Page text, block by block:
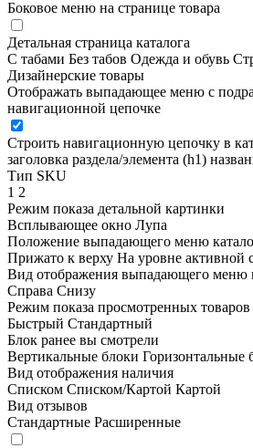
Боковое меню на странице товара
Детальная страница каталога
С табами Без табов Одежда и обувь
Дизайнерские товары
Отображать выпадающее меню с
навигационной цепочке
Строить навигационную цепочку в
заголовка раздела/элемента (h1)
Тип SKU
1 2
Режим показа детальной картинки
Всплывающее окно Лупа
Положение выпадающего меню
Прижато к верху На уровне активной
Вид отображения выпадающего меню
Справа Снизу
Режим показа просмотренных товаров
Быстрый Стандартный
Блок ранее вы смотрели
Вертикальные блоки Горизонтальные
Вид отображения наличия
Списком Списком/Картой Картой
Вид отзывов
Стандартные Расширенные